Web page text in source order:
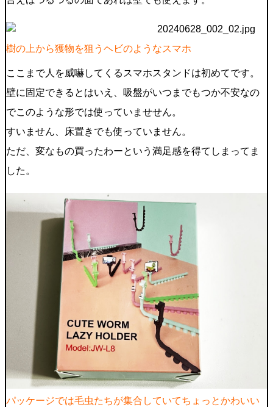
樹の上から獲物を狙うヘビのようなスマホ
ここまで人を威嚇してくるスマホスタンドは初めてです。
壁に固定できるとはいえ、吸盤がいつまでもつか不安なの
でこのような形では使っていませせん。
すいません、床置きでも使っていません。
ただ、変なもの買ったわーという満足感を得てしまってま
した。
パッケージでは毛虫たちが集合していてちょっとかわいい